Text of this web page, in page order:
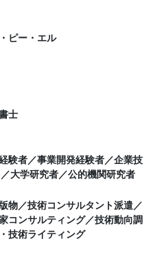
ピー・エル
士
験者／事業開発経験者／企業技
大学研究者／公的機関研究者
物／技術コンサルタント派遣／
コンサルティング／技術動向調
技術ライティング